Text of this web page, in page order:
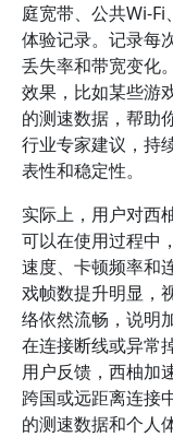
庭宽带、公共Wi-
体验记录。记录每
丢失率和带宽变化
效果，比如某些游
的测速数据，帮助
行业专家建议，持
表性和稳定性。
实际上，用户对西
可以在使用过程中
速度、卡顿频率和
戏帧数提升明显，
络依然流畅，说明
在连接断线或异常
用户反馈，西柚加
跨国或远距离连接
的测速数据和个人